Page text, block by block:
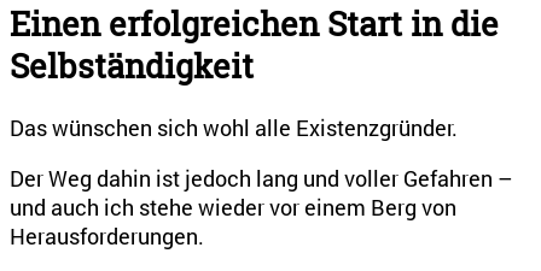
Einen erfolgreichen Start in die
Selbständigkeit
Das wünschen sich wohl alle Existenzgründer.
Der Weg dahin ist jedoch lang und voller Gefahren –
und auch ich stehe wieder vor einem Berg von
Herausforderungen.